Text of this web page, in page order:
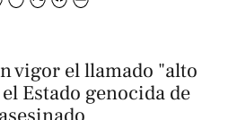
vigor el llamado "alto
Estado genocida de